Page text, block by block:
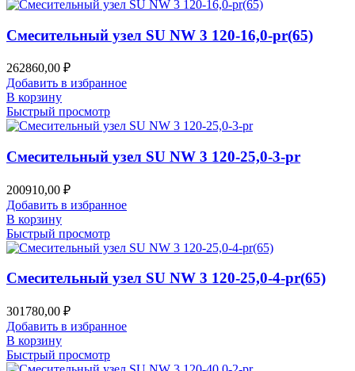
Смесительный узел SU NW 3 120-16,0-pr(65)
262860,00 ₽
Добавить в избранное
В корзину
Быстрый просмотр
Смесительный узел SU NW 3 120-25,0-3-pr
200910,00 ₽
Добавить в избранное
В корзину
Быстрый просмотр
Смесительный узел SU NW 3 120-25,0-4-pr(65)
301780,00 ₽
Добавить в избранное
В корзину
Быстрый просмотр